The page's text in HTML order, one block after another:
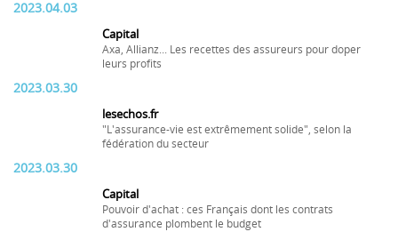
2023.04.03
Capital
Axa, Allianz... Les recettes des assureurs pour doper
leurs profits
2023.03.30
lesechos.fr
"L'assurance-vie est extrêmement solide", selon la
fédération du secteur
2023.03.30
Capital
Pouvoir d'achat : ces Français dont les contrats
d'assurance plombent le budget